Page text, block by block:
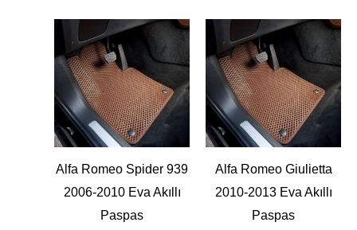
Alfa Romeo Spider 939
2006-2010 Eva Akıllı
Paspas
Alfa Romeo Giulietta
2010-2013 Eva Akıllı
Paspas